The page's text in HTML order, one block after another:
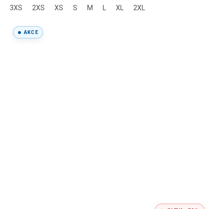
3XS 2XS XS S M L XL 2XL
AKCE